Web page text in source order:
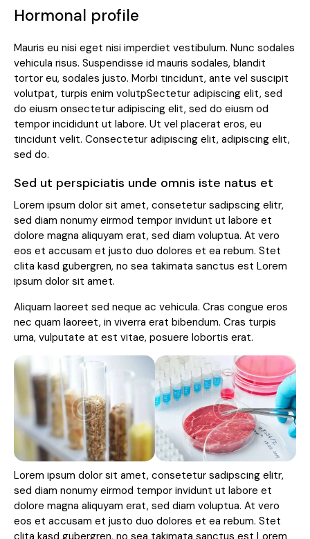
Hormonal profile
Mauris eu nisi eget nisi imperdiet vestibulum. Nunc sodales
vehicula risus. Suspendisse id mauris sodales, blandit
tortor eu, sodales justo. Morbi tincidunt, ante vel suscipit
volutpat, turpis enim volutpSectetur adipiscing elit, sed
do eiusm onsectetur adipiscing elit, sed do eiusm od
tempor incididunt ut labore. Ut vel placerat eros, eu
tincidunt velit. Consectetur adipiscing elit, adipiscing elit,
sed do.
Sed ut perspiciatis unde omnis iste natus et
Lorem ipsum dolor sit amet, consetetur sadipscing elitr,
sed diam nonumy eirmod tempor invidunt ut labore et
dolore magna aliquyam erat, sed diam voluptua. At vero
eos et accusam et justo duo dolores et ea rebum. Stet
clita kasd gubergren, no sea takimata sanctus est Lorem
ipsum dolor sit amet.
Aliquam laoreet sed neque ac vehicula. Cras congue eros
nec quam laoreet, in viverra erat bibendum. Cras turpis
urna, vulputate at est vitae, posuere lobortis erat.
Lorem ipsum dolor sit amet, consetetur sadipscing elitr,
sed diam nonumy eirmod tempor invidunt ut labore et
dolore magna aliquyam erat, sed diam voluptua. At vero
eos et accusam et justo duo dolores et ea rebum. Stet
clita kasd gubergren, no sea takimata sanctus est Lorem